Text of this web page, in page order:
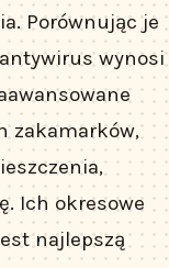
Porównując je
wynosi
zakamarków,
Ich okresowe
najlepszą